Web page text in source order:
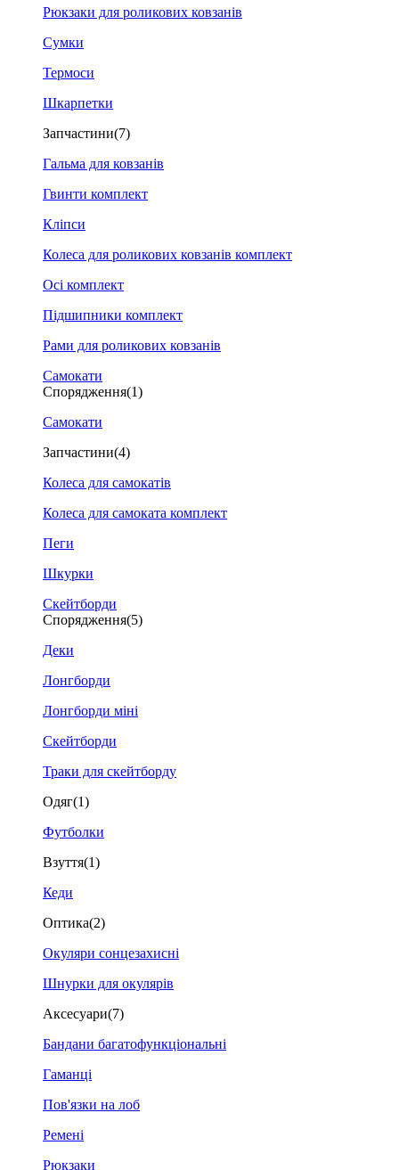
Рюкзаки для роликових ковзанів
Сумки
Термоси
Шкарпетки
Запчастини(7)
Гальма для ковзанів
Гвинти комплект
Кліпси
Колеса для роликових ковзанів комплект
Осі комплект
Підшипники комплект
Рами для роликових ковзанів
Самокати
Спорядження(1)
Самокати
Запчастини(4)
Колеса для самокатів
Колеса для самоката комплект
Пеги
Шкурки
Скейтборди
Спорядження(5)
Деки
Лонгборди
Лонгборди міні
Скейтборди
Траки для скейтборду
Одяг(1)
Футболки
Взуття(1)
Кеди
Оптика(2)
Окуляри сонцезахисні
Шнурки для окулярів
Аксесуари(7)
Бандани багатофункціональні
Гаманці
Пов'язки на лоб
Ремені
Рюкзаки